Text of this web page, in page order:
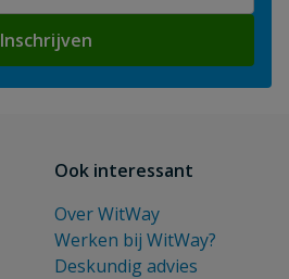
Inschrijven
Ook interessant
Over WitWay
Werken bij WitWay?
Deskundig advies